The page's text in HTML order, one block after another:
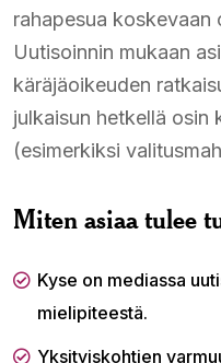
rahapesua koskevaan
Uutisoinnin mukaan
käräjäoikeuden
julkaisun hetkellä osin
(esimerkiksi
Miten asiaa tulee
Kyse on mediassa
mielipiteestä.
Yksityiskohtien